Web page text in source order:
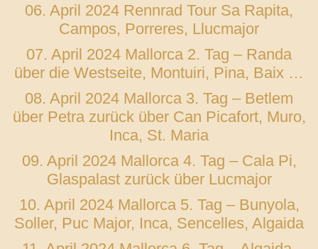
06. April 2024 Rennrad Tour Sa Rapita,
Campos, Porreres, Llucmajor
07. April 2024 Mallorca 2. Tag – Randa
über die Westseite, Montuiri, Pina, Baix …
08. April 2024 Mallorca 3. Tag – Betlem
über Petra zurück über Can Picafort, Muro,
Inca, St. Maria
09. April 2024 Mallorca 4. Tag – Cala Pi,
Glaspalast zurück über Lucmajor
10. April 2024 Mallorca 5. Tag – Bunyola,
Soller, Puc Major, Inca, Sencelles, Algaida